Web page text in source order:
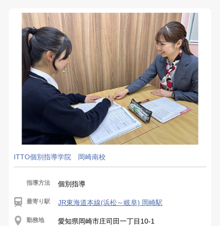
ITTO個別指導学院 岡崎南校
指導方法 個別指導
最寄り駅 JR東海道本線(浜松～岐阜) 岡崎駅
勤務地 愛知県岡崎市庄司田一丁目10-1